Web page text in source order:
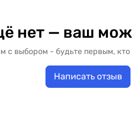
нет — ваш
с выбором - будьте первым,
Написать отзыв